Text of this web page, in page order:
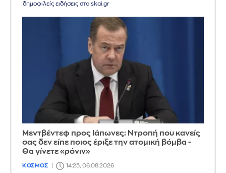
δημοφιλείς ειδήσεις στο skai.gr
Μεντβέντεφ προς Ιάπωνες: Ντροπή που κανείς
σας δεν είπε ποιος έριξε την ατομική βόμβα -
Θα γίνετε «ρόνιν»
ΚΟΣΜΟΣ 14:25, 06.08.2026